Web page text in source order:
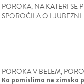
POROKA, NA KATERI SE
SPOROČILA O LJUBEZNI
POROKA V BELEM,
Ko pomislimo na zimsko